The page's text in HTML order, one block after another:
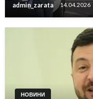
admin_zarata 14.04.2026
НОВИНИ